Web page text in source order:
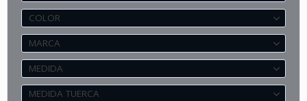
COLOR
MARCA
MEDIDA
MEDIDA TUERCA